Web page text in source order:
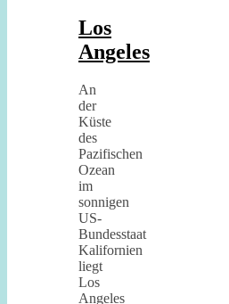
Los
Angeles
An
der
Küste
des
Pazifischen
Ozean
im
sonnigen
US-
Bundesstaat
Kalifornien
liegt
Los
Angeles